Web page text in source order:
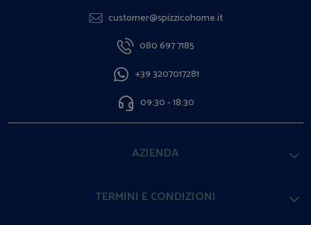
customer@spizzicohome.it
080 697 7185
+39 3207017281
09:30 - 18:30
AZIENDA
TERMINI E CONDIZIONI